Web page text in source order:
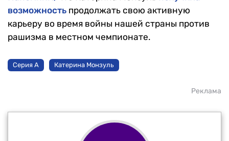
возможность продолжать свою активную
карьеру во время войны нашей страны против
рашизма в местном чемпионате.
Серия А Катерина Монзуль
Реклама